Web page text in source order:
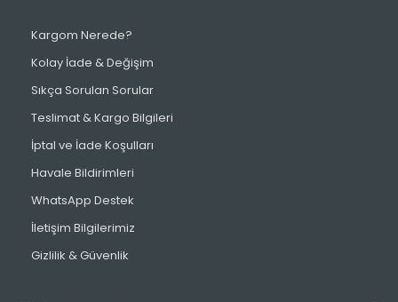
Kargom Nerede?
Kolay İade & Değişim
Sıkça Sorulan Sorular
Teslimat & Kargo Bilgileri
İptal ve İade Koşulları
Havale Bildirimleri
WhatsApp Destek
İletişim Bilgilerimiz
Gizlilik & Güvenlik